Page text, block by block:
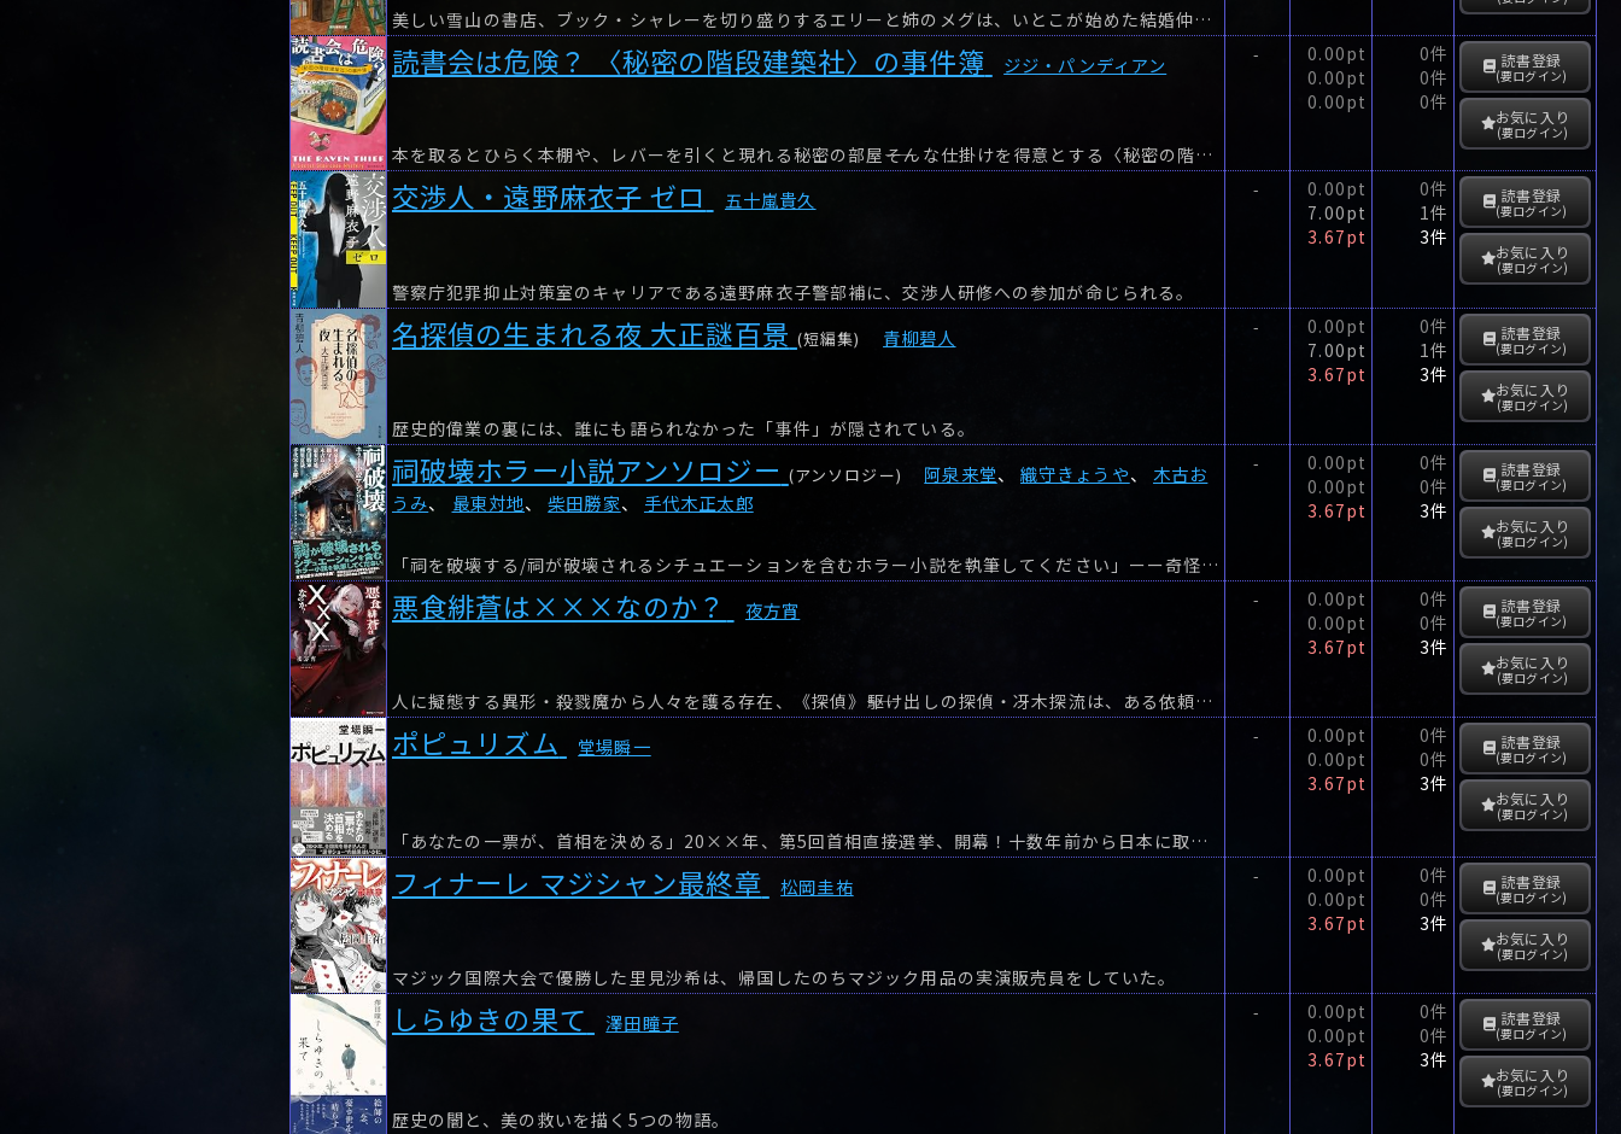
美しい雪山の書店、ブック・シャレーを切り盛りするエリーと姉のメグは、いとこが始めた結婚仲介業のモニターをしぶしぶ引き受けることになった。
読書会は危険？ 〈秘密の階段建築社〉の事件簿 ジジ・パンディアン
本を取るとひらく本棚や、レバーを引くと現れる秘密の部屋――そんな仕掛けを得意とする〈秘密の階段建築社〉。
-
0.00pt
0.00pt
0.00pt
0件
0件
0件
読書登録
(要ログイン)
お気に入り
(要ログイン)
交渉人・遠野麻衣子 ゼロ 五十嵐貴久
警察庁犯罪抑止対策室のキャリアである遠野麻衣子警部補に、交渉人研修への参加が命じられる。
-
0.00pt
7.00pt
3.67pt
0件
1件
3件
読書登録
(要ログイン)
お気に入り
(要ログイン)
名探偵の生まれる夜 大正謎百景 (短編集) 青柳碧人
歴史的偉業の裏には、誰にも語られなかった「事件」が隠されている。
-
0.00pt
7.00pt
3.67pt
0件
1件
3件
読書登録
(要ログイン)
お気に入り
(要ログイン)
祠破壊ホラー小説アンソロジー (アンソロジー) 阿泉来堂、 織守きょうや、 木古お
うみ、 最東対地、柴田勝家、 手代木正太郎
「祠を破壊する/祠が破壊されるシチュエーションを含むホラー小説を執筆してください」ーー奇怪な依頼を受けた豪華7名の作家が、新たな祠の創造と破壊にいま立ち上がる!
-
0.00pt
0.00pt
3.67pt
0件
0件
3件
読書登録
(要ログイン)
お気に入り
(要ログイン)
悪食緋蒼は×××なのか？ 夜方宵
人に擬態する異形・殺戮魔から人々を護る存在、《探偵》――駆け出しの探偵・冴木探流は、ある依頼を遂行中に殺戮魔と遭遇する。
-
0.00pt
0.00pt
3.67pt
0件
0件
3件
読書登録
(要ログイン)
お気に入り
(要ログイン)
ポピュリズム 堂場瞬一
「あなたの一票が、首相を決める」20××年、第5回首相直接選挙、開幕！十数年前から日本に取り入れられた直接民主制。
-
0.00pt
0.00pt
3.67pt
0件
0件
3件
読書登録
(要ログイン)
お気に入り
(要ログイン)
フィナーレ マジシャン最終章 松岡圭祐
マジック国際大会で優勝した里見沙希は、帰国したのちマジック用品の実演販売員をしていた。
-
0.00pt
0.00pt
3.67pt
0件
0件
3件
読書登録
(要ログイン)
お気に入り
(要ログイン)
しらゆきの果て 澤田瞳子
歴史の闇と、美の救いを描く5つの物語。
-
0.00pt
0.00pt
3.67pt
0件
0件
3件
読書登録
(要ログイン)
お気に入り
(要ログイン)